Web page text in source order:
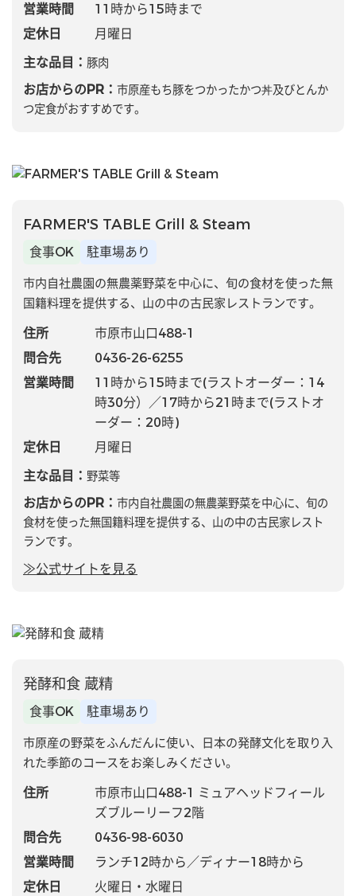
営業時間
11時から15時まで
定休日
月曜日
主な品目： 豚肉
お店からのPR： 市原産もち豚をつかったかつ丼及びとんか
つ定食がおすすめです。
FARMER'S TABLE Grill & Steam
食事OK 駐車場あり
市内自社農園の無農薬野菜を中心に、旬の食材を使った無
国籍料理を提供する、山の中の古民家レストランです。
住所
市原市山口488-1
問合先
0436-26-6255
営業時間
11時から15時まで(ラストオーダー：14
時30分）／17時から21時まで(ラストオ
ーダー：20時)
定休日
月曜日
主な品目： 野菜等
お店からのPR： 市内自社農園の無農薬野菜を中心に、旬の
食材を使った無国籍料理を提供する、山の中の古民家レスト
ランです。
≫公式サイトを見る
発酵和食 蔵精
食事OK 駐車場あり
市原産の野菜をふんだんに使い、日本の発酵文化を取り入
れた季節のコースをお楽しみください。
住所
市原市山口488-1 ミュアヘッドフィール
ズブルーリーフ2階
問合先
0436-98-6030
営業時間
ランチ12時から／ディナー18時から
定休日
火曜日・水曜日